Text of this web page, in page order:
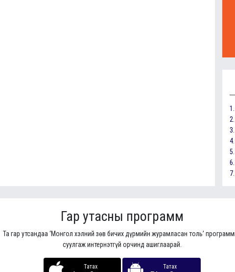
1.
2.
3.
4.
5.
6.
7.
Гар утасны программ
Та гар утсандаа ‘Монгол хэлний зөв бичих дүрмийн журамласан толь’
суулгаж интернэтгүй орчинд ашиглаарай.
Татах Татах